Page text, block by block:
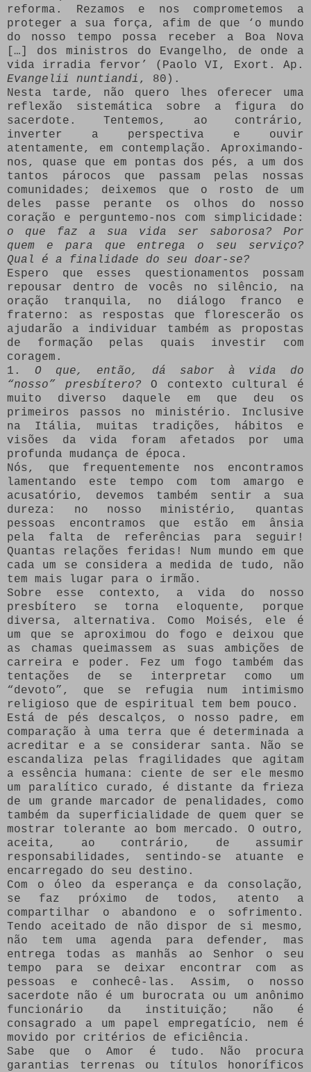
reforma. Rezamos e nos comprometemos a
proteger a sua força, afim de que ‘o mundo
do nosso tempo possa receber a Boa Nova
[…] dos ministros do Evangelho, de onde a
vida irradia fervor’ (Paolo VI, Exort. Ap.
Evangelii nuntiandi , 80).
Nesta tarde, não quero lhes oferecer uma
reflexão sistemática sobre a figura do
sacerdote. Tentemos, ao contrário,
inverter a perspectiva e ouvir
atentamente, em contemplação. Aproximando-
nos, quase que em pontas dos pés, a um dos
tantos párocos que passam pelas nossas
comunidades; deixemos que o rosto de um
deles passe perante os olhos do nosso
coração e perguntemo-nos com simplicidade:
o que faz a sua vida ser saborosa? Por
quem e para que entrega o seu serviço?
Qual é a finalidade do seu doar-se?
Espero que esses questionamentos possam
repousar dentro de vocês no silêncio, na
oração tranquila, no diálogo franco e
fraterno: as respostas que florescerão os
ajudarão a individuar também as propostas
de formação pelas quais investir com
coragem.
1. O que, então, dá sabor à vida do
“nosso” presbítero? O contexto cultural é
muito diverso daquele em que deu os
primeiros passos no ministério. Inclusive
na Itália, muitas tradições, hábitos e
visões da vida foram afetados por uma
profunda mudança de época.
Nós, que frequentemente nos encontramos
lamentando este tempo com tom amargo e
acusatório, devemos também sentir a sua
dureza: no nosso ministério, quantas
pessoas encontramos que estão em ânsia
pela falta de referências para seguir!
Quantas relações feridas! Num mundo em que
cada um se considera a medida de tudo, não
tem mais lugar para o irmão.
Sobre esse contexto, a vida do nosso
presbítero se torna eloquente, porque
diversa, alternativa. Como Moisés, ele é
um que se aproximou do fogo e deixou que
as chamas queimassem as suas ambições de
carreira e poder. Fez um fogo também das
tentações de se interpretar como um
“devoto”, que se refugia num intimismo
religioso que de espiritual tem bem pouco.
Está de pés descalços, o nosso padre, em
comparação à uma terra que é determinada a
acreditar e a se considerar santa. Não se
escandaliza pelas fragilidades que agitam
a essência humana: ciente de ser ele mesmo
um paralítico curado, é distante da frieza
de um grande marcador de penalidades, como
também da superficialidade de quem quer se
mostrar tolerante ao bom mercado. O outro,
aceita, ao contrário, de assumir
responsabilidades, sentindo-se atuante e
encarregado do seu destino.
Com o óleo da esperança e da consolação,
se faz próximo de todos, atento a
compartilhar o abandono e o sofrimento.
Tendo aceitado de não dispor de si mesmo,
não tem uma agenda para defender, mas
entrega todas as manhãs ao Senhor o seu
tempo para se deixar encontrar com as
pessoas e conhecê-las. Assim, o nosso
sacerdote não é um burocrata ou um anônimo
funcionário da instituição; não é
consagrado a um papel empregatício, nem é
movido por critérios de eficiência.
Sabe que o Amor é tudo. Não procura
garantias terrenas ou títulos honoríficos